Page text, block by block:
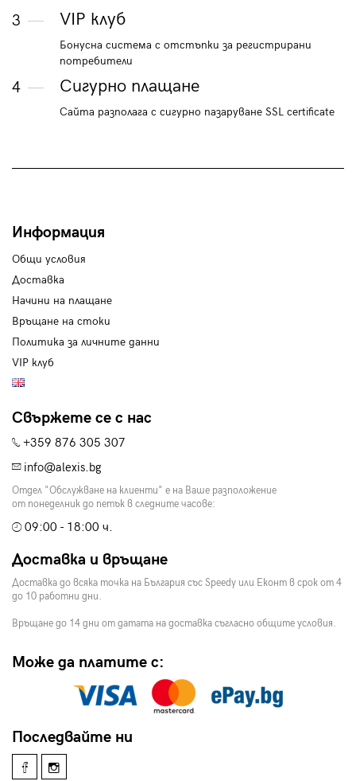
3 VIP клуб
Бонусна система с отстъпки за регистрирани
потребители
4 Сигурно плащане
Сайта разполага с сигурно пазаруване SSL certificate
Информация
Общи условия
Доставка
Начини на плащане
Връщане на стоки
Политика за личните данни
VIP клуб
Свържете се с нас
+359 876 305 307
info@alexis.bg
Отдел "Обслужване на клиенти" е на Ваше разположение
от понеделник до петък в следните часове:
09:00 - 18:00 ч.
Доставка и връщане
Доставка до всяка точка на България със Speedy или Еконт в срок от 4
до 10 работни дни.
Връщане до 14 дни от датата на доставка съгласно общите условия.
Може да платите с:
Последвайте ни